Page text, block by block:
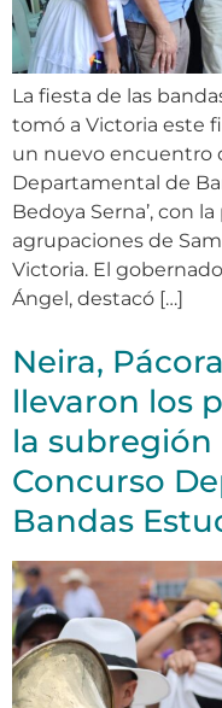
La fiesta de las
tomó a Victoria este
un nuevo encuentro
Departamental de
Bedoya Serna’, con
agrupaciones de
Victoria. El
Ángel, destacó […]
Neira,
llevaron los
la subregión
Concurso
Bandas